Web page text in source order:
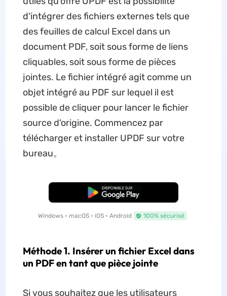
d'intégrer des fichiers externes tels que
des feuilles de calcul Excel dans un
document PDF, soit sous forme de liens
cliquables, soit sous forme de pièces
jointes. Le fichier intégré agit comme un
objet intégré au PDF sur lequel il est
possible de cliquer pour lancer le fichier
source d'origine. Commencez par
télécharger et installer UPDF sur votre
bureau。
TÉLÉCHARGER
Windows • macOS • iOS • Android 100% sécurisé
Méthode 1. Insérer un fichier Excel dans
un PDF en tant que pièce jointe
Si vous souhaitez que les utilisateurs